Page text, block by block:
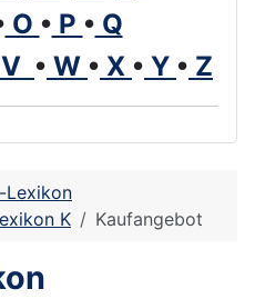
O • P • Q
V • W • X • Y • Z
Lexikon
K Kaufangebot